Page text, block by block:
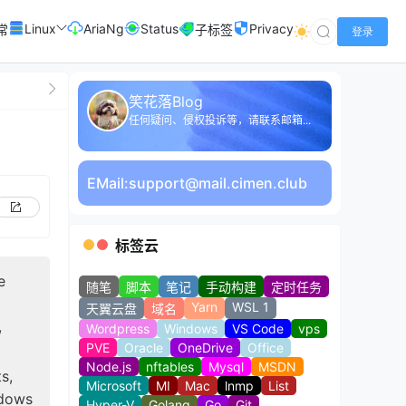
Linux AriaNg Status 子标签 Privacy 登录
笑花落Blog
任何疑问、侵权投诉等，请联系邮箱...
EMail:support@mail.cimen.club
标签云
随笔 脚本 笔记 手动构建
定时任务
天翼云盘
域名 Yarn
WSL 1
Wordpress
Windows VS Code
vps
PVE
Oracle OneDrive
Office
Node.js
nftables Mysql
MSDN
Microsoft
MI Mac lnmp
List